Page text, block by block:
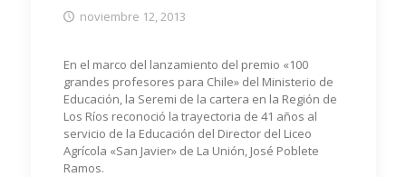
noviembre 12, 2013
En el marco del lanzamiento del premio «100
grandes profesores para Chile» del Ministerio de
Educación, la Seremi de la cartera en la Región de
Los Ríos reconoció la trayectoria de 41 años al
servicio de la Educación del Director del Liceo
Agrícola «San Javier» de La Unión, José Poblete
Ramos.